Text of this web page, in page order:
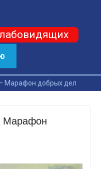
Марафон добрых дел
Марафон